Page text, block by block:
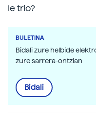
le trio?
BULETINA
Bidali zure helbide
zure sarrera-ontzian
Bidali